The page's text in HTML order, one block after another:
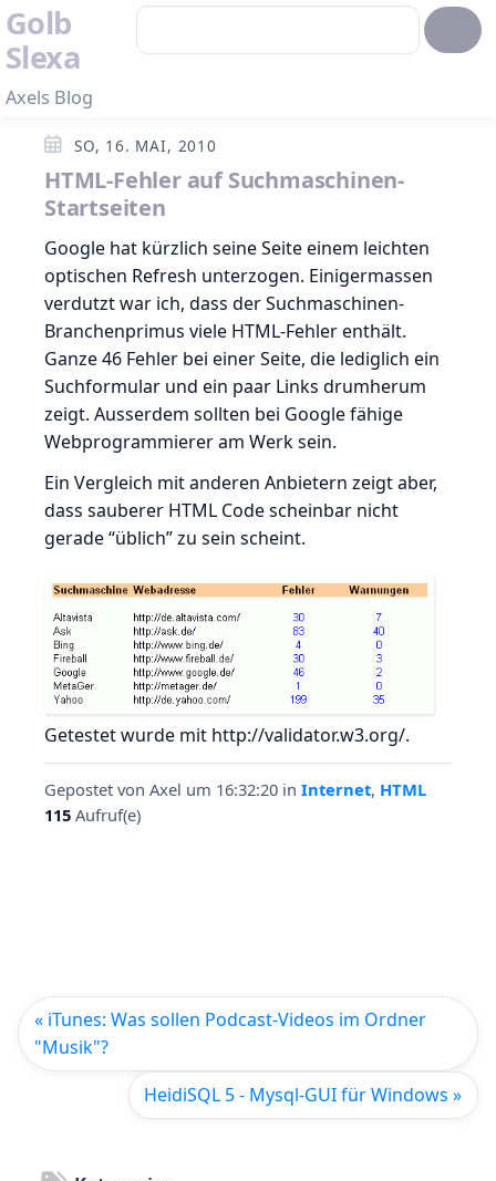
Golb
Slexa
Axels Blog
SO, 16. MAI, 2010
HTML-Fehler auf Suchmaschinen-
Startseiten
Google hat kürzlich seine Seite einem leichten
optischen Refresh unterzogen. Einigermassen
verdutzt war ich, dass der Suchmaschinen-
Branchenprimus viele HTML-Fehler enthält.
Ganze 46 Fehler bei einer Seite, die lediglich ein
Suchformular und ein paar Links drumherum
zeigt. Ausserdem sollten bei Google fähige
Webprogrammierer am Werk sein.
Ein Vergleich mit anderen Anbietern zeigt aber,
dass sauberer HTML Code scheinbar nicht
gerade “üblich” zu sein scheint.
Getestet wurde mit http://validator.w3.org/.
Gepostet von Axel um 16:32:20 in Internet, HTML
115 Aufruf(e)
HeidiSQL 5 - Mysql-GUI für Windows »
« iTunes: Was sollen Podcast-Videos im Ordner
"Musik"?